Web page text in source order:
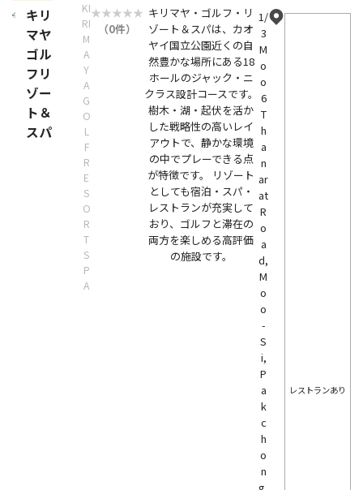
キリ
マヤ
ゴル
フリ
ゾー
ト＆
スパ
KI
RI
M
A
Y
A
G
O
L
F
R
E
S
O
R
T
S
P
A
（0件）
キリマヤ・ゴルフ・リ
ゾート＆スパは、カオ
ヤイ国立公園近くの自
然豊かな場所にある18
ホールのジャック・ニ
クラス設計コースです。
樹木・湖・起伏を活か
した戦略性の高いレイ
アウトで、静かな環境
の中でプレーできる点
が特徴です。 リゾート
としても宿泊・スパ・
レストランが充実して
おり、ゴルフと滞在の
両方を楽しめる高評価
の施設です。
1/
3
M
o
o
6
T
h
a
n
ar
at
R
o
a
d,
M
o
o
-
S
i,
P
a
k
c
h
o
n
レストランあり